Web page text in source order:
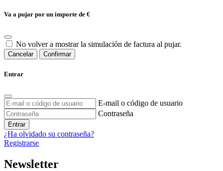
Va a pujar por un importe de €
No volver a mostrar la simulación de factura al pujar.
Cancelar Confirmar
Entrar
E-mail o código de usuario
Contraseña
Entrar
¿Ha olvidado su contraseña?
Registrarse
Newsletter